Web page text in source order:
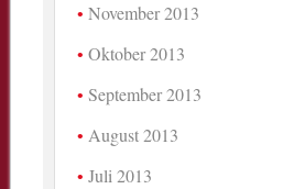
November 2013
Oktober 2013
September 2013
August 2013
Juli 2013